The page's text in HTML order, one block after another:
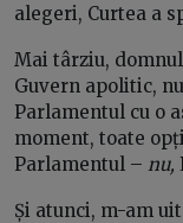
alegeri, Curtea a
Mai târziu,
Guvern apolitic,
Parlamentul cu o
moment, toate
Parlamentul – nu,
Și atunci, m-am